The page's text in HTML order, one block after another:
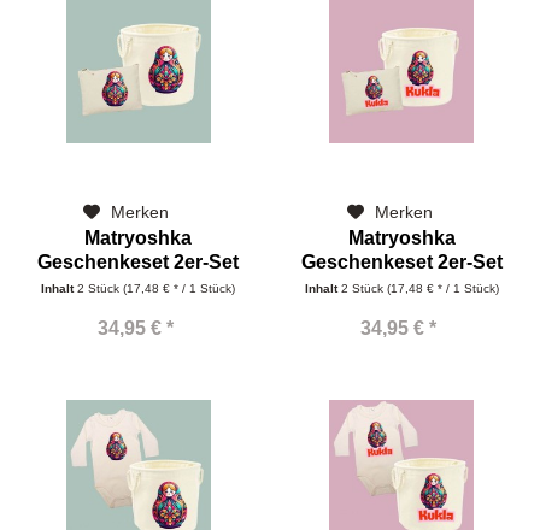
Merken
Matryoshka
Geschenkeset 2er-Set
mit Korb und...
Inhalt2 Stück(17,48 € * / 1 Stück)
34,95 € *
Merken
Matryoshka
Geschenkeset 2er-Set
mit Korb und...
Inhalt2 Stück (17,48 € * / 1 Stück)
34,95 € *